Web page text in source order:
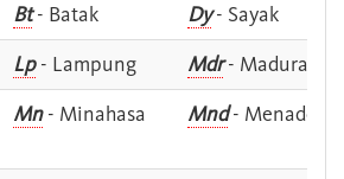
Bt- Batak Dy- Sayak
Lp- Lampung Mdr- Madura
Mn- Minahasa Mnd- Menado